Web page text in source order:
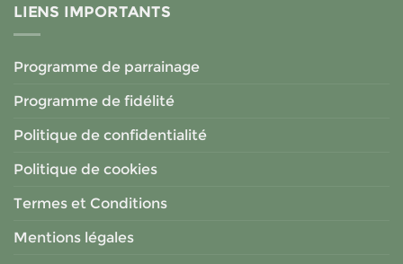
LIENS IMPORTANTS
Programme de parrainage
Programme de fidélité
Politique de confidentialité
Politique de cookies
Termes et Conditions
Mentions légales